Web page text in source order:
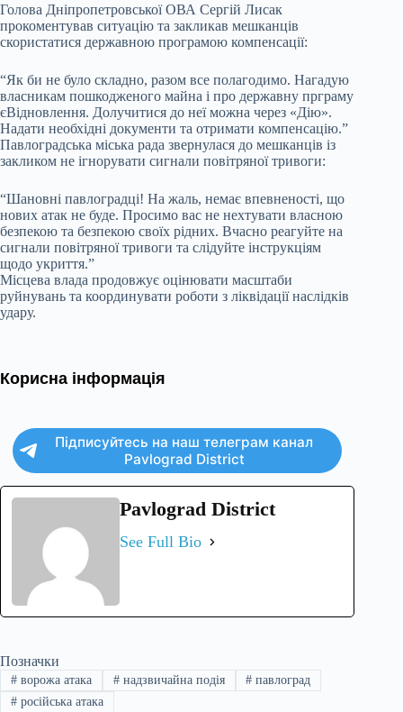
Голова Дніпропетровської ОВА Сергій Лисак
прокоментував ситуацію та закликав мешканців
скористатися державною програмою компенсації:
“Як би не було складно, разом все полагодимо. Нагадую
власникам пошкодженого майна і про державну прграму
єВідновлення. Долучитися до неї можна через «Дію».
Надати необхідні документи та отримати компенсацію.”
Павлоградська міська рада звернулася до мешканців із
закликом не ігнорувати сигнали повітряної тривоги:
“Шановні павлоградці! На жаль, немає впевненості, що
нових атак не буде. Просимо вас не нехтувати власною
безпекою та безпекою своїх рідних. Вчасно реагуйте на
сигнали повітряної тривоги та слідуйте інструкціям
щодо укриття.”
Місцева влада продовжує оцінювати масштаби
руйнувань та координувати роботи з ліквідації наслідків
удару.
Корисна інформація
Підписуйтесь на наш телеграм канал
Pavlograd District
Pavlograd District
See Full Bio
Позначки
#ворожа атака #надзвичайна подія # павлоград
#російська атака